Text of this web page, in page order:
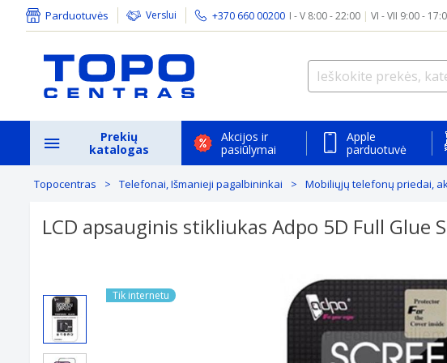
Parduotuvės Verslui +370 660 00200 I - V 8:00 - 22:00 | VI - VII 9:00 -
Prekių
katalogas
Akcijos ir
pasiūlymai
Apple
parduotuvė
Topocentras Telefonai, Išmanieji pagalbininkai Mobiliųjų telefonų priedai,
LCD apsauginis stikliukas Adpo 5D Full Glue
Tik internetu